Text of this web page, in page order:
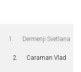
1. Dermenji Svetlana
2. Caraman Vlad